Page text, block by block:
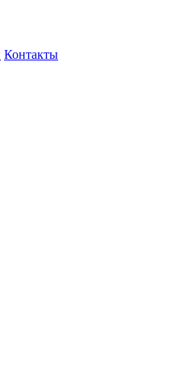
Контакты